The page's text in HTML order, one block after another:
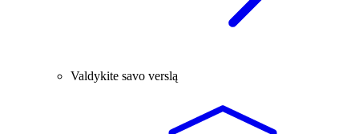
Valdykite savo verslą